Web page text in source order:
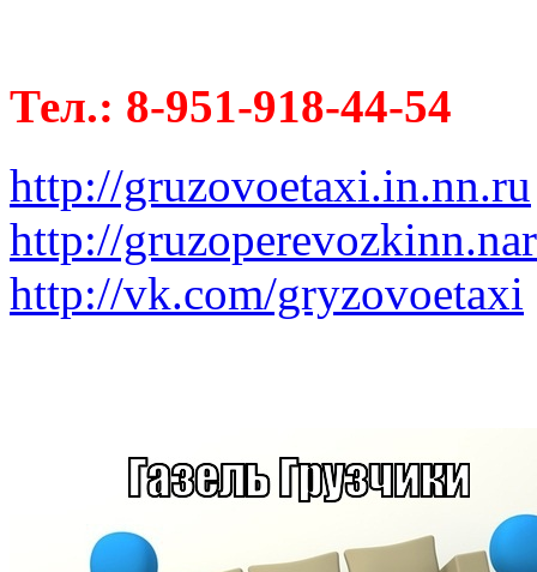
Тел.: 8-951-918-44-54
http://gruzovoetaxi.in.nn.ru
http://
http://vk.com/gryzovoetaxi